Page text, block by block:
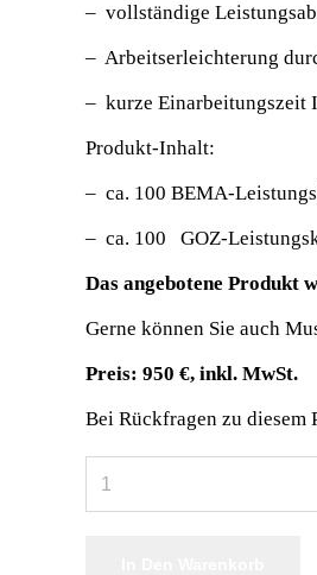
– vollständige
– Arbeitserleichterung
– kurze Einarbeitungszeit
Produkt-Inhalt:
– ca. 100 BEMA-
– ca. 100 GOZ-
Das angebotene Produkt
Gerne können Sie auch
Preis: 950 €, inkl. MwSt.
Bei Rückfragen zu diesem
KFO-